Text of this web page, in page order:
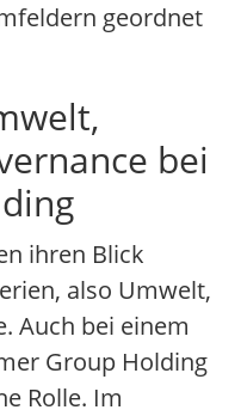
geordnet
bei
ihren Blick
also Umwelt,
Auch bei einem
Group Holding
Rolle. Im